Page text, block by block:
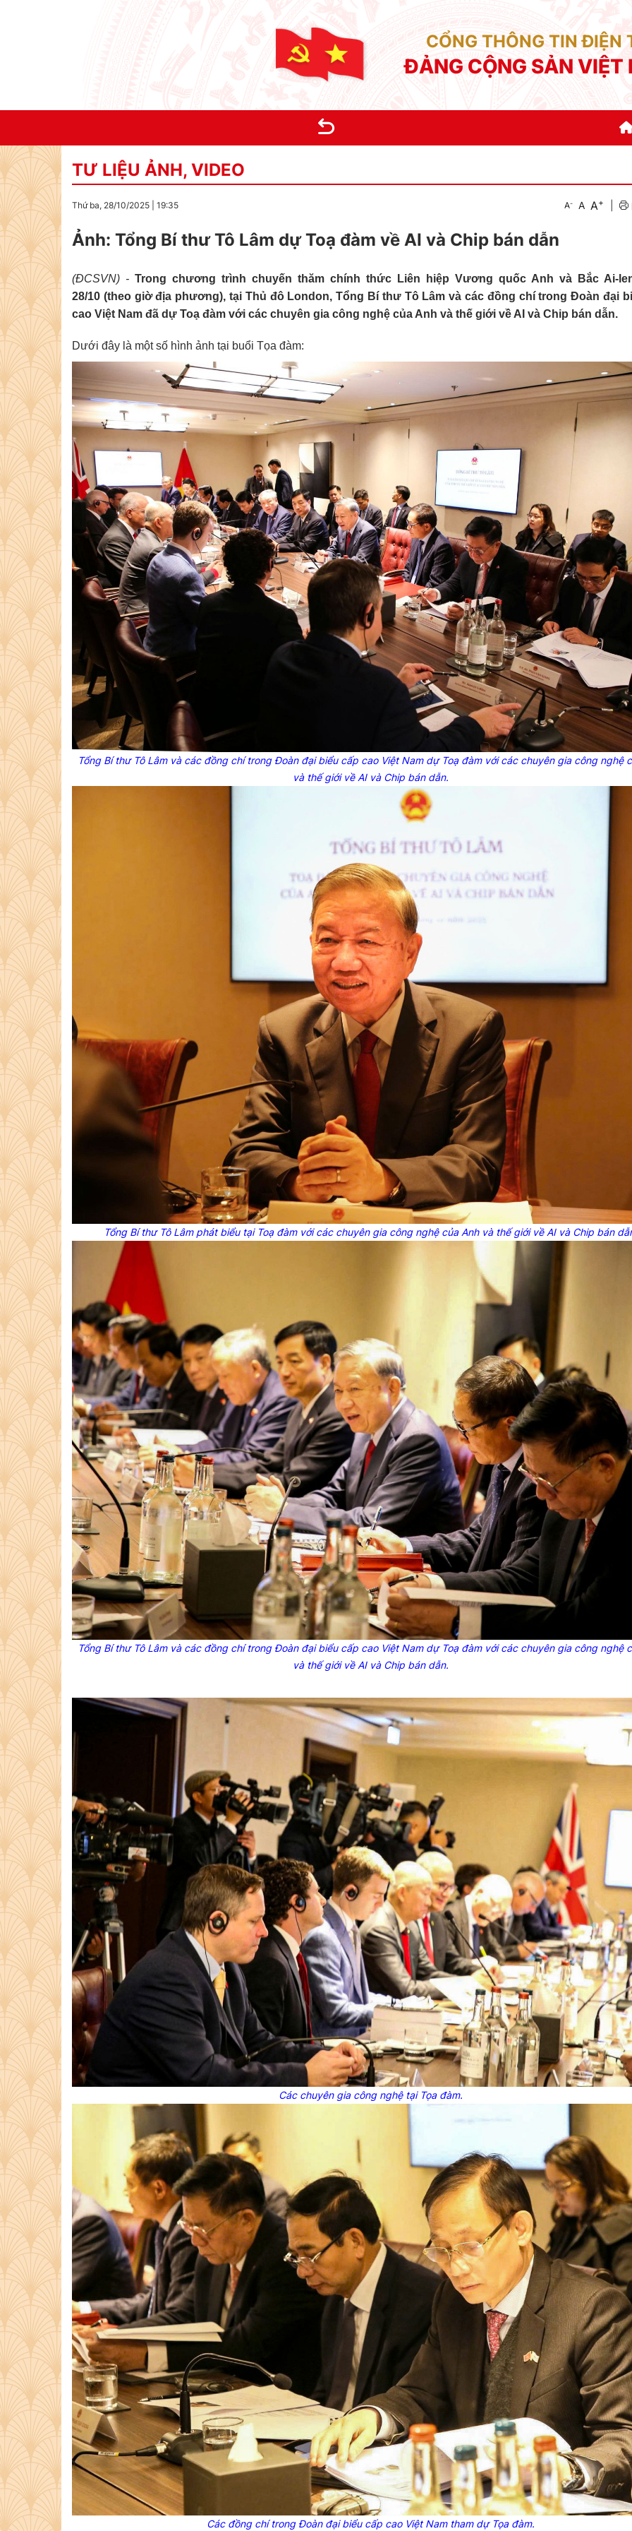
CỔNG THÔNG TIN ĐIỆN
ĐẢNG CỘNG SẢN VIỆT
TƯ LIỆU ẢNH, VIDEO
Thứ ba, 28/10/2025 19:35 A- A A+
Ảnh: Tổng Bí thư Tô Lâm dự Toạ đàm về AI và Chip bán dẫn
(ĐCSVN) - Trong chương trình chuyến thăm chính thức Liên hiệp Vương quốc Anh và Bắc Ai-
28/10 (theo giờ địa phương), tại Thủ đô London, Tổng Bí thư Tô Lâm và các đồng chí trong Đoàn đại
cao Việt Nam đã dự Toạ đàm với các chuyên gia công nghệ của Anh và thế giới về AI và Chip bán dẫn.
Dưới đây là một số hình ảnh tại buổi Tọa đàm:
Tổng Bí thư Tô Lâm và các đồng chí trong Đoàn đại biểu cấp cao Việt Nam dự Toạ đàm với các chuyên gia công nghệ
và thế giới về AI và Chip bán dẫn.
Tổng Bí thư Tô Lâm phát biểu tại Toạ đàm với các chuyên gia công nghệ của Anh và thế giới về AI và Chip bán
Tổng Bí thư Tô Lâm và các đồng chí trong Đoàn đại biểu cấp cao Việt Nam dự Toạ đàm với các chuyên gia công nghệ
và thế giới về AI và Chip bán dẫn.
Các chuyên gia công nghệ tại Tọa đàm.
Các đồng chí trong Đoàn đại biểu cấp cao Việt Nam tham dự Tọa đàm.